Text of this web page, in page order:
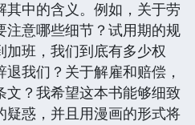
中的含义。例如，关于劳
注意哪些细节？试用期的规
班，我们到底有多少权
我们？关于解雇和赔偿，
文？我希望这本书能够细致
疑惑，并且用漫画的形式将